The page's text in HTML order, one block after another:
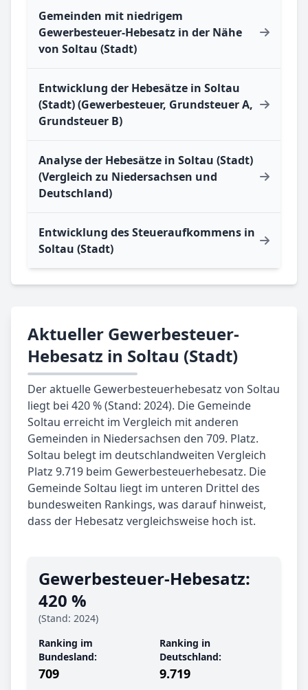
Gemeinden mit niedrigem
Gewerbesteuer-Hebesatz in der Nähe
von Soltau (Stadt)
Entwicklung der Hebesätze in Soltau
(Stadt) (Gewerbesteuer, Grundsteuer A,
Grundsteuer B)
Analyse der Hebesätze in Soltau (Stadt)
(Vergleich zu Niedersachsen und
Deutschland)
Entwicklung des Steueraufkommens in
Soltau (Stadt)
Aktueller Gewerbesteuer-
Hebesatz in Soltau (Stadt)
Der aktuelle Gewerbesteuerhebesatz von Soltau
liegt bei 420 % (Stand: 2024). Die Gemeinde
Soltau erreicht im Vergleich mit anderen
Gemeinden in Niedersachsen den 709. Platz.
Soltau belegt im deutschlandweiten Vergleich
Platz 9.719 beim Gewerbesteuerhebesatz. Die
Gemeinde Soltau liegt im unteren Drittel des
bundesweiten Rankings, was darauf hinweist,
dass der Hebesatz vergleichsweise hoch ist.
Gewerbe­steuer-Hebe­satz:
420 %
(Stand: 2024)
Ranking im
Bundesland:
709
Ranking in
Deutschland:
9.719